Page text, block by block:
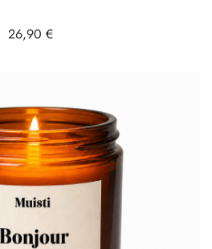
Prix
26,90 €